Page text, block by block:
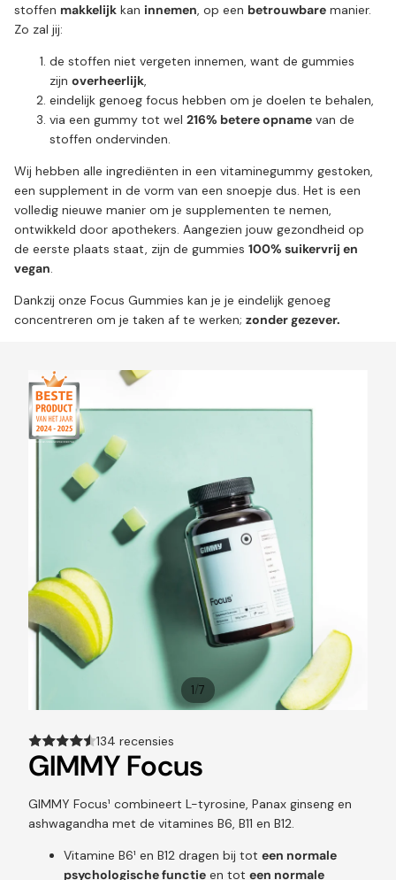
stoffen makkelijk kan innemen, op een betrouwbare manier.
Zo zal jij:
de stoffen niet vergeten innemen, want de gummies
zijn overheerlijk,
eindelijk genoeg focus hebben om je doelen te behalen,
via een gummy tot wel 216% betere opname van de
stoffen ondervinden.
Wij hebben alle ingrediënten in een vitaminegummy gestoken,
een supplement in de vorm van een snoepje dus. Het is een
volledig nieuwe manier om je supplementen te nemen,
ontwikkeld door apothekers. Aangezien jouw gezondheid op
de eerste plaats staat, zijn de gummies 100% suikervrij en
vegan.
Dankzij onze Focus Gummies kan je je eindelijk genoeg
concentreren om je taken af te werken; zonder gezever.
1/7
134 recensies
GIMMY Focus
GIMMY Focus¹ combineert L-tyrosine, Panax ginseng en
ashwagandha met de vitamines B6, B11 en B12.
Vitamine B6¹ en B12 dragen bij tot een normale
psychologische functie en tot een normale